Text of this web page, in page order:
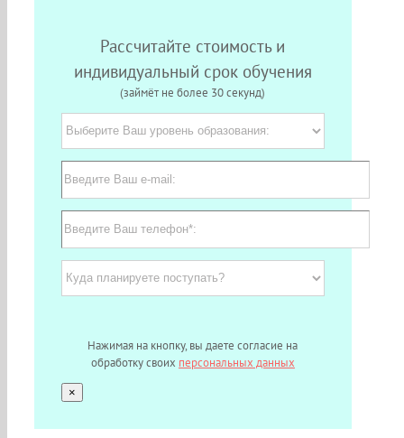
Рассчитайте стоимость и
индивидуальный срок обучения
(займёт не более 30 секунд)
Нажимая на кнопку, вы даете согласие на
обработку своих персональных данных
×